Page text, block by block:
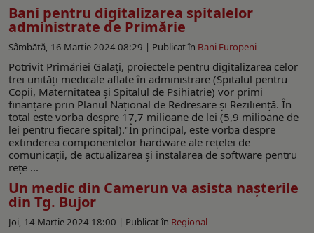
Bani pentru digitalizarea spitalelor
administrate de Primărie
Sâmbătă, 16 Martie 2024 08:29 | Publicat în Bani Europeni
Potrivit Primăriei Galați, proiectele pentru digitalizarea celor
trei unități medicale aflate în administrare (Spitalul pentru
Copii, Maternitatea și Spitalul de Psihiatrie) vor primi
finanțare prin Planul Naţional de Redresare şi Rezilienţă. În
total este vorba despre 17,7 milioane de lei (5,9 milioane de
lei pentru fiecare spital)."În principal, este vorba despre
extinderea componentelor hardware ale rețelei de
comunicații, de actualizarea și instalarea de software pentru
rețe ...
Un medic din Camerun va asista naşterile
din Tg. Bujor
Joi, 14 Martie 2024 18:00 | Publicat în Regional